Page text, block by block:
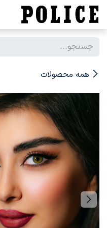
صرف نظر و مشاهده محتوا
همه محصولات